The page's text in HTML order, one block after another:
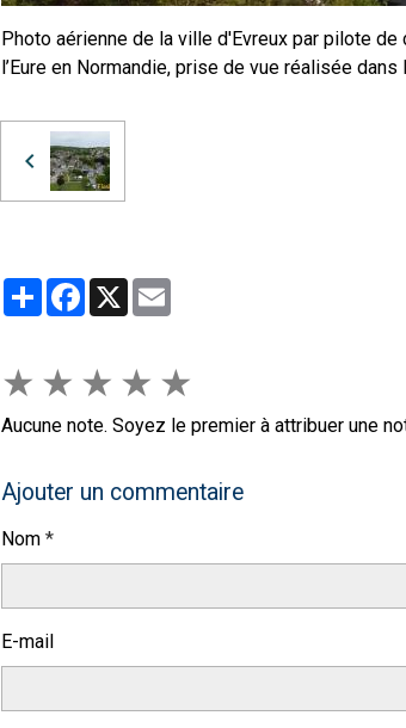
Photo aérienne de la ville d'Evreux par pilote
l’Eure en Normandie, prise de vue réalisée
PartagerFacebook
X
★ ★ ★ ★ ★
Aucune note. Soyez le premier à attribuer une
Ajouter un commentaire
Nom
E-mail